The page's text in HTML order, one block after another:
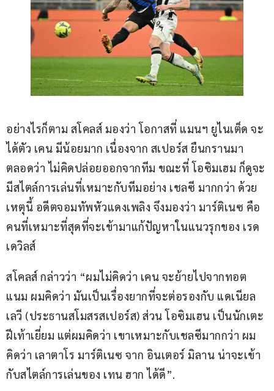
อย่างไรก็ตาม สโคลส์ มองว่า โอกาสที่ แมนฯ ยูไนเต็ด จะ
ได้ตัว เคน มีน้อยมาก เนื่องจาก สเปอร์ส ยืนกรานมา
ตลอดว่า ไม่คิดปล่อยออกจากทีม ขณะที่ โอซิมเฮม ก็ดูจะ
มีสไตล์การเล่นที่เหมาะกับทีมอย่าง เชลซี มากกว่า ด้วย
เหตุนี้ อดีตจอมทัพหัวแดงเพลิง จึงมองว่า มาร์ติเนซ คือ
คนที่เหมาะที่สุดที่จะเข้ามาแก้ปัญหาในแนวรุกของ เรด
เดวิลส์
สโคลส์ กล่าวว่า “ผมไม่คิดว่า เคน จะย้ายไปจากทอต
แนม ผมคิดว่า มันเป็นเรื่องยากที่จะต่อรองกับ แดเนียล
เลวี (ประธานสโมสรสเปอร์ส) ส่วน โอซิมเฮน เป็นนักเตะ
ฝีเท้าเยี่ยม แต่ผมคิดว่า เขาเหมาะกับเชลซีมากกว่า ผม
คิดว่า เลาตาโร มาร์ติเนซ จาก อินเตอร์ มิลาน น่าจะเข้า
กับสไตล์การเล่นของ เทน ฮาก ได้ดี”.